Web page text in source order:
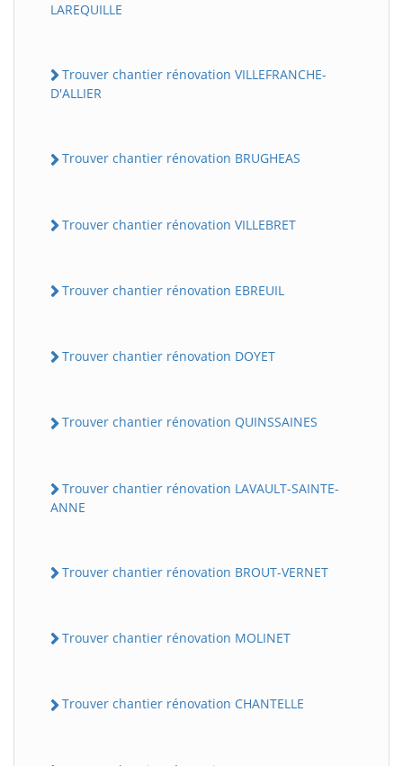
LAREQUILLE
Trouver chantier rénovation VILLEFRANCHE-
D'ALLIER
Trouver chantier rénovation BRUGHEAS
Trouver chantier rénovation VILLEBRET
Trouver chantier rénovation EBREUIL
Trouver chantier rénovation DOYET
Trouver chantier rénovation QUINSSAINES
Trouver chantier rénovation LAVAULT-SAINTE-
ANNE
Trouver chantier rénovation BROUT-VERNET
Trouver chantier rénovation MOLINET
Trouver chantier rénovation CHANTELLE